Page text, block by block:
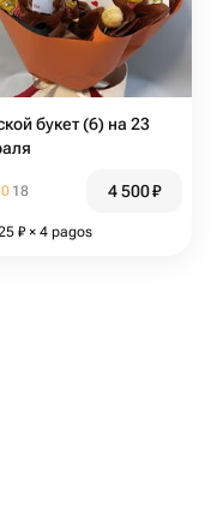
букет (6) на 23
18 4 500₽
₽ × 4 pagos